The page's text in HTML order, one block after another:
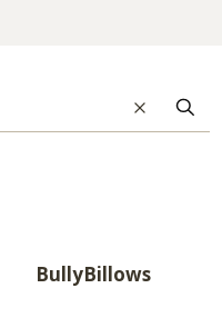
WyczyśćSzukaj
BullyBillows